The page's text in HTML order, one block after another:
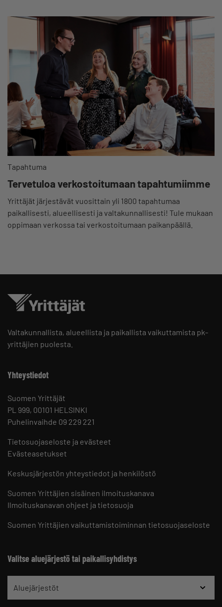
Tapahtuma
Tervetuloa verkostoitumaan tapahtumiimme
Yrittäjät järjestävät vuosittain yli 1800 tapahtumaa
paikallisesti, alueellisesti ja valtakunnallisesti! Tule mukaan
oppimaan verkossa tai verkostoitumaan paikanpäällä.
Valtakunnallista, alueellista ja paikallista vaikuttamista pk-
yrittäjien puolesta.
Yhteystiedot
Suomen Yrittäjät
PL 999, 00101 HELSINKI
Puhelinvaihde 09 229 221
Tietosuojaseloste ja evästeet
Evästeasetukset
Keskusjärjestön yhteystiedot ja henkilöstö
Suomen Yrittäjien sisäinen ilmoituskanava
Ilmoituskanavan ohjeet ja tietosuoja
Suomen Yrittäjien vaikuttamistoiminnan tietosuojaseloste
Valitse aluejärjestö tai paikallisyhdistys
Aluejärjestöt